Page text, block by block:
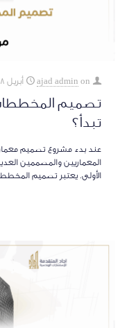
ajad admin on أبريل 28, 2025
تصميم
تبدأ؟
عند بدء مشروع تصميم
المعماريين والمصممين
الأولى. يعتبر تصميم